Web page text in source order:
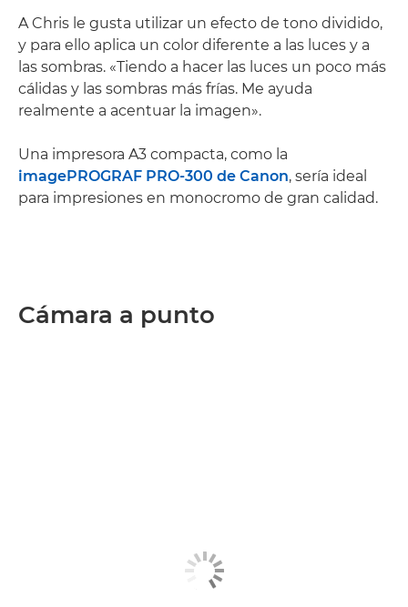
A Chris le gusta utilizar un efecto de tono dividido,
y para ello aplica un color diferente a las luces y a
las sombras. «Tiendo a hacer las luces un poco más
cálidas y las sombras más frías. Me ayuda
realmente a acentuar la imagen».
Una impresora A3 compacta, como la
imagePROGRAF PRO-300 de Canon, sería ideal
para impresiones en monocromo de gran calidad.
Cámara a punto